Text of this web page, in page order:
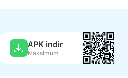
APK indir
Maksimum özellikler